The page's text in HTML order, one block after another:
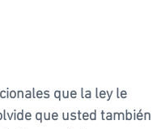
que la ley le
que usted también